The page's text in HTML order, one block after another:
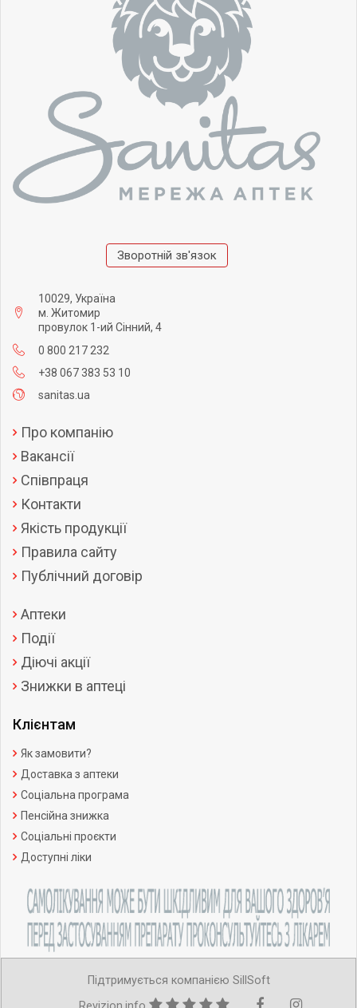
Зворотній зв'язок
10029, Україна
м. Житомир
провулок 1-ий Сінний, 4
0 800 217 232
+38 067 383 53 10
sanitas.ua
Про компанію
Вакансії
Співпраця
Контакти
Якість продукції
Правила сайту
Публічний договір
Аптеки
Події
Діючі акції
Знижки в аптеці
Клієнтам
Як замовити?
Доставка з аптеки
Соціальна програма
Пенсійна знижка
Соціальні проєкти
Доступні ліки
Підтримується компанією SillSoft